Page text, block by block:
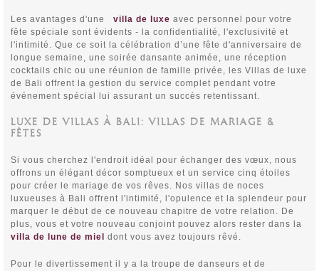
Les avantages d'une villa de luxe avec personnel pour votre
fête spéciale sont évidents - la confidentialité, l'exclusivité et
l'intimité. Que ce soit la célébration d’une fête d'anniversaire de
longue semaine, une soirée dansante animée, une réception
cocktails chic ou une réunion de famille privée, les Villas de luxe
de Bali offrent la gestion du service complet pendant votre
événement spécial lui assurant un succès retentissant.
LUXE DE VILLAS À BALI: VILLAS DE MARIAGE &
FÊTES
Si vous cherchez l'endroit idéal pour échanger des vœux, nous
offrons un élégant décor somptueux et un service cinq étoiles
pour créer le mariage de vos rêves. Nos villas de noces
luxueuses à Bali offrent l'intimité, l'opulence et la splendeur pour
marquer le début de ce nouveau chapitre de votre relation. De
plus, vous et votre nouveau conjoint pouvez alors rester dans la
villa de lune de miel
dont vous avez toujours rêvé.
Pour le divertissement il y a la troupe de danseurs et de